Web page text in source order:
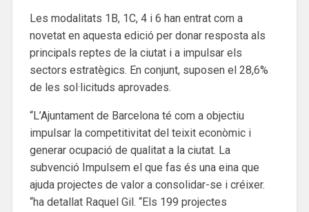
Les modalitats 1B, 1C, 4 i 6 han entrat com a
novetat en aquesta edició per donar resposta als
principals reptes de la ciutat i a impulsar els
sectors estratègics. En conjunt, suposen el 28,6%
de les sol·licituds aprovades.
“L’Ajuntament de Barcelona té com a objectiu
impulsar la competitivitat del teixit econòmic i
generar ocupació de qualitat a la ciutat. La
subvenció Impulsem el que fas és una eina que
ajuda projectes de valor a consolidar-se i créixer.
“ha detallat Raquel Gil. “Els 199 projectes